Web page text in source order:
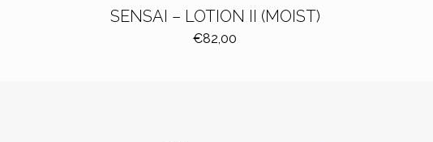
SENSAI – LOTION II (MOIST)
€82,00